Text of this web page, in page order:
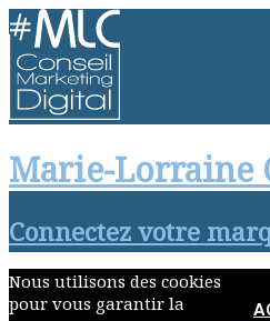
Marie-Lorraine
Connectez votre
Nous utilisons des cookies
pour vous garantir la